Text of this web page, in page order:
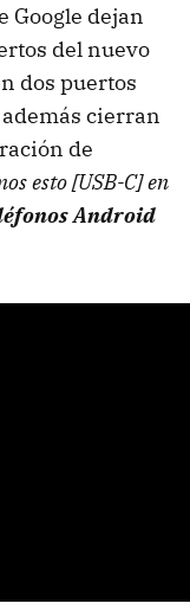
Google dejan
del nuevo
dos puertos
cierran
de
esto [USB-C] en
Android